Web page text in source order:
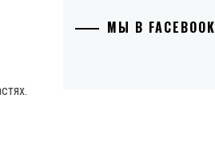
МЫ В FACEBOOK